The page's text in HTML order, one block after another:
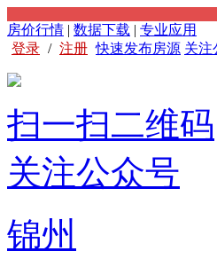
房价行情 | 数据下载 | 专业应用
登录 / 注册 快速发布房源 关注
扫一扫二维码
关注公众号
锦州